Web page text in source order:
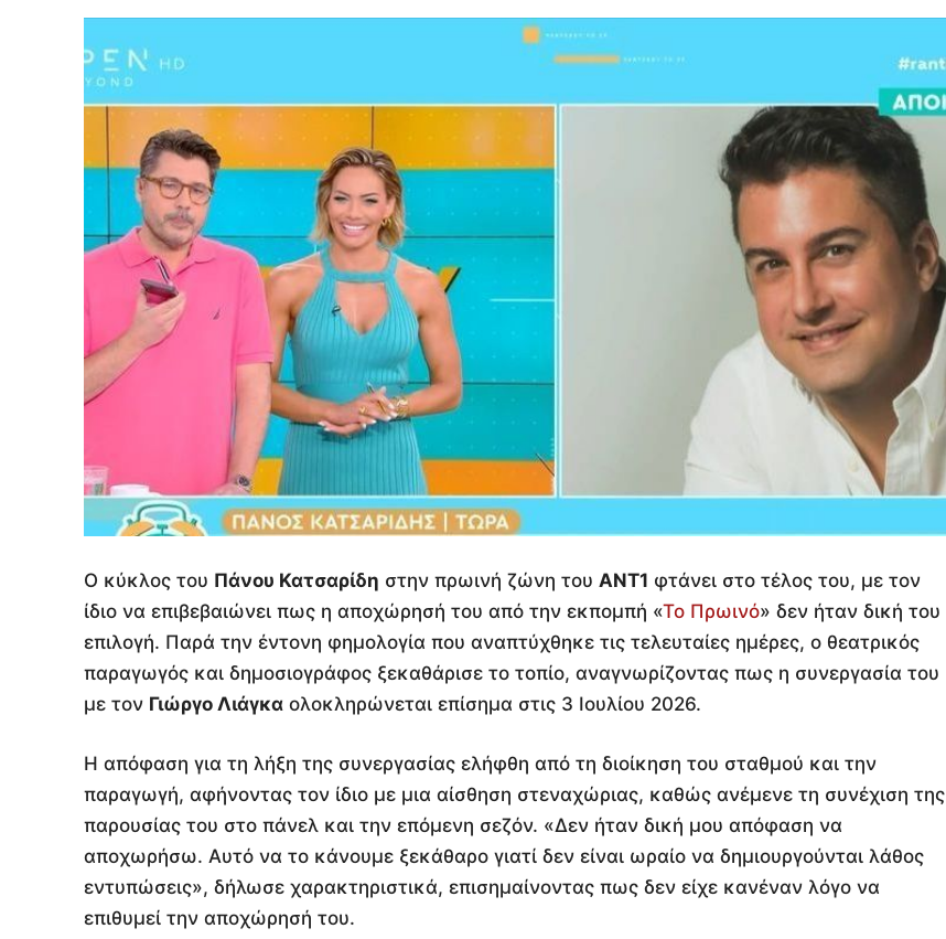
Ο κύκλος του Πάνου Κατσαρίδη στην πρωινή ζώνη του ΑΝΤ1 φτάνει στο τέλος του, με τον
ίδιο να επιβεβαιώνει πως η αποχώρησή του από την εκπομπή «Το Πρωινό» δεν ήταν δική του
επιλογή. Παρά την έντονη φημολογία που αναπτύχθηκε τις τελευταίες ημέρες, ο θεατρικός
παραγωγός και δημοσιογράφος ξεκαθάρισε το τοπίο, αναγνωρίζοντας πως η συνεργασία του
με τον Γιώργο Λιάγκα ολοκληρώνεται επίσημα στις 3 Ιουλίου 2026.
Η απόφαση για τη λήξη της συνεργασίας ελήφθη από τη διοίκηση του σταθμού και την
παραγωγή, αφήνοντας τον ίδιο με μια αίσθηση στεναχώριας, καθώς ανέμενε τη συνέχιση της
παρουσίας του στο πάνελ και την επόμενη σεζόν. «Δεν ήταν δική μου απόφαση να
αποχωρήσω. Αυτό να το κάνουμε ξεκάθαρο γιατί δεν είναι ωραίο να δημιουργούνται λάθος
εντυπώσεις», δήλωσε χαρακτηριστικά, επισημαίνοντας πως δεν είχε κανέναν λόγο να
επιθυμεί την αποχώρησή του.